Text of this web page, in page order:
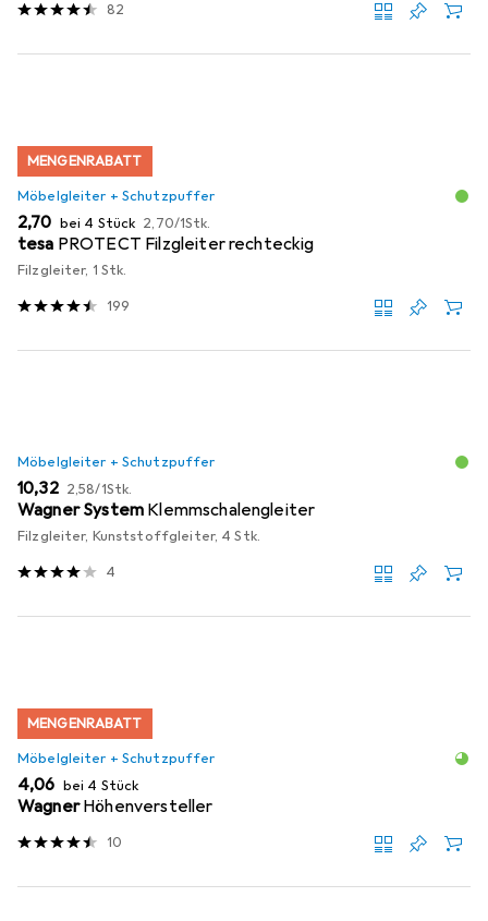
82
MENGENRABATT
Möbelgleiter + Schutzpuffer
EUR
2,70 bei 4 Stück EUR
2,70/1Stk.
tesa PROTECT Filzgleiter rechteckig
Filzgleiter, 1 Stk.
199
Möbelgleiter + Schutzpuffer
EUR
10,32 EUR
2,58/1Stk.
Wagner System Klemmschalengleiter
Filzgleiter, Kunststoffgleiter, 4 Stk.
4
MENGENRABATT
Möbelgleiter + Schutzpuffer
EUR
4,06 bei 4 Stück
Wagner Höhenversteller
10